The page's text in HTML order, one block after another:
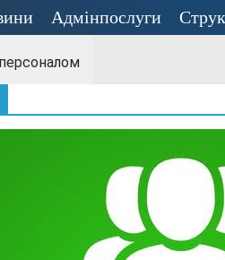
Адмінпослуги